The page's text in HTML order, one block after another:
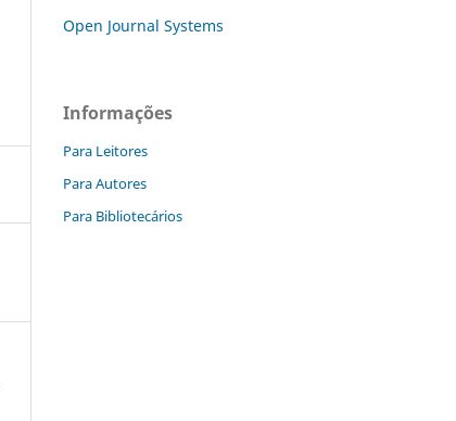
Open Journal Systems
Informações
Para Leitores
Para Autores
Para Bibliotecários